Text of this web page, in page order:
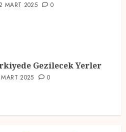
MART 2025 0
Gezilecek Yerler
MART 2025 0